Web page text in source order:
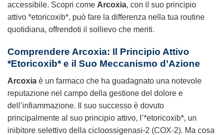
accessibile. Scopri come Arcoxia, con il suo principio
attivo *etoricoxib*, può fare la differenza nella tua routine
quotidiana, offrendoti il sollievo che meriti.
Comprendere Arcoxia: Il Principio Attivo
*Etoricoxib* e il Suo Meccanismo d’Azione
Arcoxia è un farmaco che ha guadagnato una notevole
reputazione nel campo della gestione del dolore e
dell’infiammazione. Il suo successo è dovuto
principalmente al suo principio attivo, l’*etoricoxib*, un
inibitore selettivo della cicloossigenasi-2 (COX-2). Ma cosa